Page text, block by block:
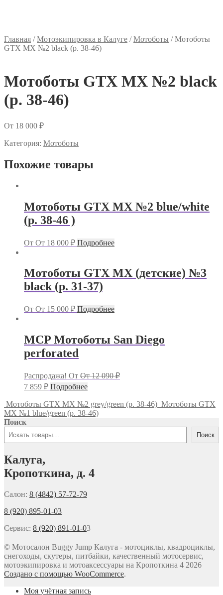
Главная /Мотоэкипировка в Калуге /Мотоботы /Мотоботы
GTX MX №2 black (р. 38-46)
Мотоботы GTX MX №2 black
(р. 38-46)
От 18 000 ₽
Категория: Мотоботы
Похожие товары
Мотоботы GTX MX №2 blue/white
(р. 38-46 )
От От 18 000 ₽ Подробнее
Мотоботы GTX MX (детские) №3
black (р. 31-37)
От От 15 000 ₽ Подробнее
MCP Мотоботы San Diego
perforated
Распродажа! От От12 090₽Первоначальная
12
090 ₽.
7 859 ₽Текущая
цена:
7
859 ₽.
Подробнее
Мотоботы GTX MX №2 grey/green (р. 38-46) Мотоботы GTX
MX №1 blue/green (р. 38-46)
Поиск
Поиск
Калуга,
Кропоткина, д. 4
Салон: 8 (4842) 57-72-79
8 (920) 895-01-03
Сервис: 8 (920) 891-01-03
© Мотосалон Buggy Jump Калуга - мотоциклы, квадроциклы,
снегоходы, скутеры, питбайки, качественный мотосервис,
мотоэкипировка и мотоаксессуары на Кропоткина 4 2026
Создано с помощью WooCommerce.
Моя учётная запись